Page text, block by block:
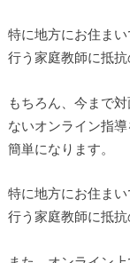
特に地方にお住ま
行う家庭教師に抵
もちろん、今まで
ないオンライン指
簡単になります。
特に地方にお住ま
行う家庭教師に抵